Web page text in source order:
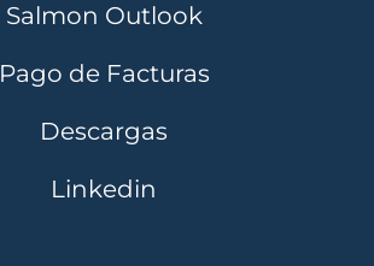
Salmon Outlook
Pago de Facturas
Descargas
Linkedin